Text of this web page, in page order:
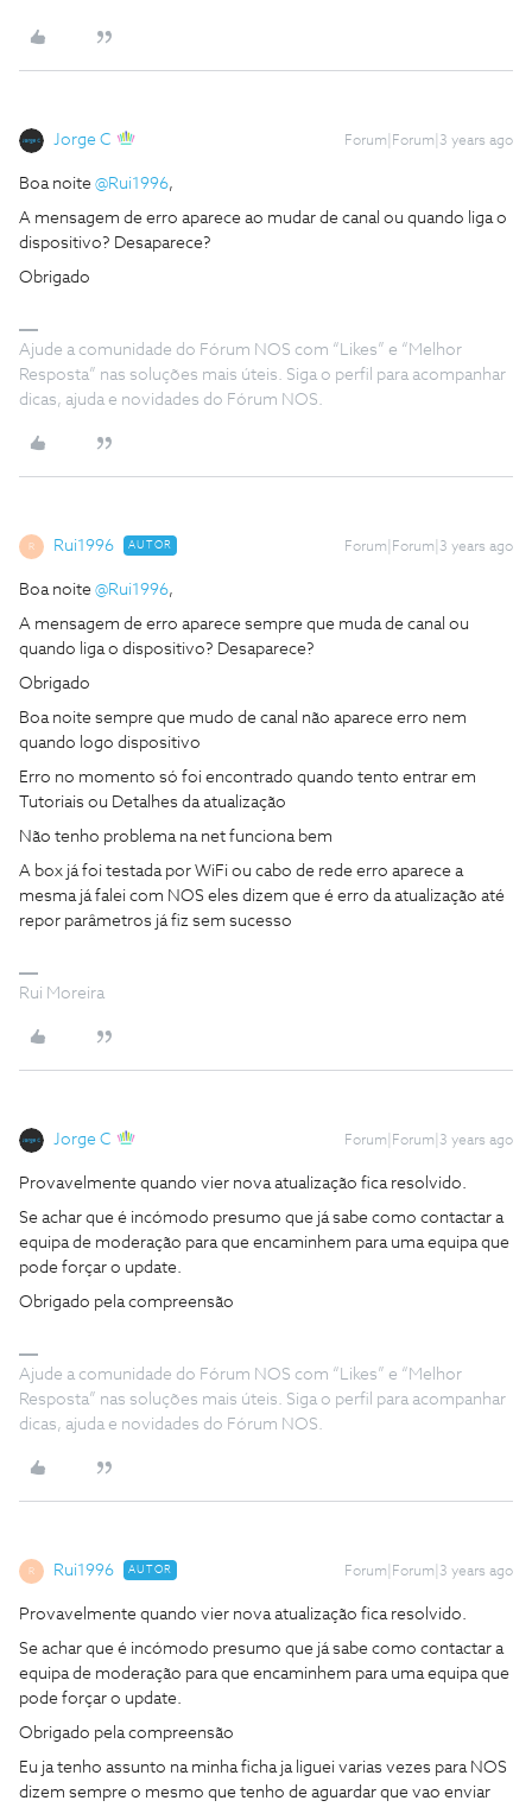
Jorge C Forum|Forum|3 years ago
Boa noite @Rui1996,
A mensagem de erro aparece ao mudar de canal ou quando liga o
dispositivo? Desaparece?
Obrigado
Ajude a comunidade do Fórum NOS com “Likes” e “Melhor
Resposta” nas soluções mais úteis. Siga o perfil para acompanhar
dicas, ajuda e novidades do Fórum NOS.
R Rui1996 AUTOR Forum|Forum|3 years ago
Boa noite @Rui1996,
A mensagem de erro aparece sempre que muda de canal ou
quando liga o dispositivo? Desaparece?
Obrigado
Boa noite sempre que mudo de canal não aparece erro nem
quando logo dispositivo
Erro no momento só foi encontrado quando tento entrar em
Tutoriais ou Detalhes da atualização
Não tenho problema na net funciona bem
A box já foi testada por WiFi ou cabo de rede erro aparece a
mesma já falei com NOS eles dizem que é erro da atualização até
repor parâmetros já fiz sem sucesso
Rui Moreira
Jorge C Forum|Forum|3 years ago
Provavelmente quando vier nova atualização fica resolvido.
Se achar que é incómodo presumo que já sabe como contactar a
equipa de moderação para que encaminhem para uma equipa que
pode forçar o update.
Obrigado pela compreensão
Ajude a comunidade do Fórum NOS com “Likes” e “Melhor
Resposta” nas soluções mais úteis. Siga o perfil para acompanhar
dicas, ajuda e novidades do Fórum NOS.
R Rui1996 AUTOR Forum|Forum|3 years ago
Provavelmente quando vier nova atualização fica resolvido.
Se achar que é incómodo presumo que já sabe como contactar a
equipa de moderação para que encaminhem para uma equipa que
pode forçar o update.
Obrigado pela compreensão
Eu ja tenho assunto na minha ficha ja liguei varias vezes para NOS
dizem sempre o mesmo que tenho de aguardar que vao enviar